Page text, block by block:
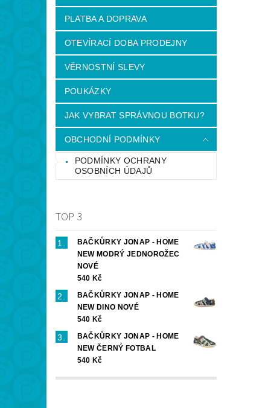
PLATBA A DOPRAVA
OTEVÍRACÍ DOBA PRODEJNY
VĚRNOSTNÍ SLEVY
POUKÁZKY
JAK VYBRAT SPRÁVNOU BOTKU?
OBCHODNÍ PODMÍNKY
PODMÍNKY OCHRANY
OSOBNÍCH ÚDAJŮ
TOP 3
BAČKŮRKY JONAP - HOME
NEW MODRÝ JEDNOROŽEC
NOVÉ
540 Kč
BAČKŮRKY JONAP - HOME
NEW DINO NOVÉ
540 Kč
BAČKŮRKY JONAP - HOME
NEW ČERNÝ FOTBAL
540 Kč